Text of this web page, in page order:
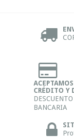
CRÉDITO Y
BANCARIA